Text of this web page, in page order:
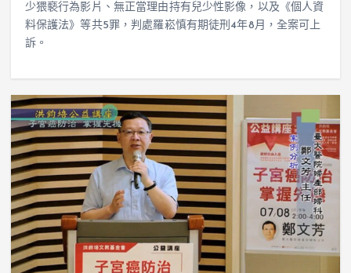
少猥褻行為影片、無正當理由持有兒少性影像，以及《個人資
料保護法》等共5罪，判處羅崧慎有期徒刑4年8月，全案可上
訴。